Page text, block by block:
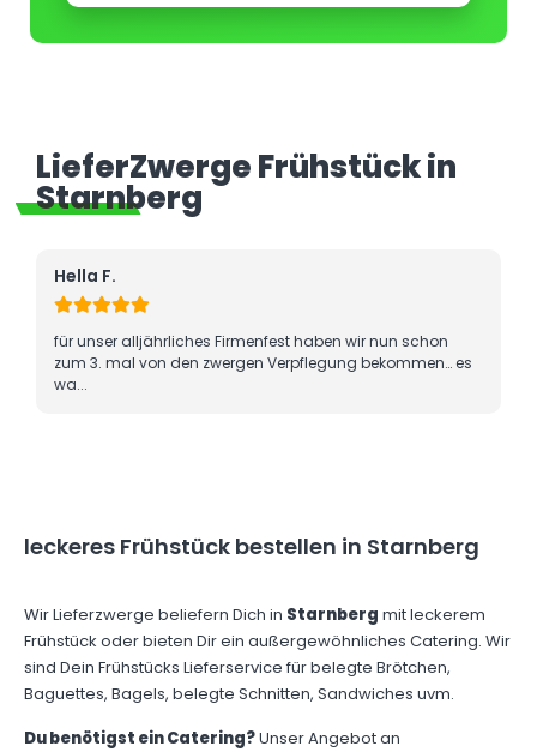
LieferZwerge Frühstück in
Starnberg
Hella F.
für unser alljährliches Firmenfest haben wir nun schon
zum 3. mal von den zwergen Verpflegung bekommen… es
wa...
leckeres Frühstück bestellen in Starnberg
Wir Lieferzwerge beliefern Dich in Starnberg mit leckerem
Frühstück oder bieten Dir ein außergewöhnliches Catering. Wir
sind Dein Frühstücks Lieferservice für belegte Brötchen,
Baguettes, Bagels, belegte Schnitten, Sandwiches uvm.
Du benötigst ein Catering?Unser Angebot an